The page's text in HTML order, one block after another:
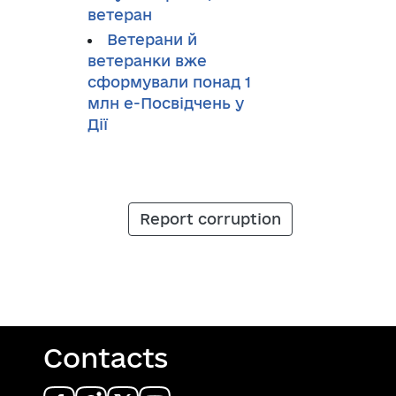
ветеран
Ветерани й
ветеранки вже
сформували понад 1
млн е-Посвідчень у
Дії
Report corruption
Contacts